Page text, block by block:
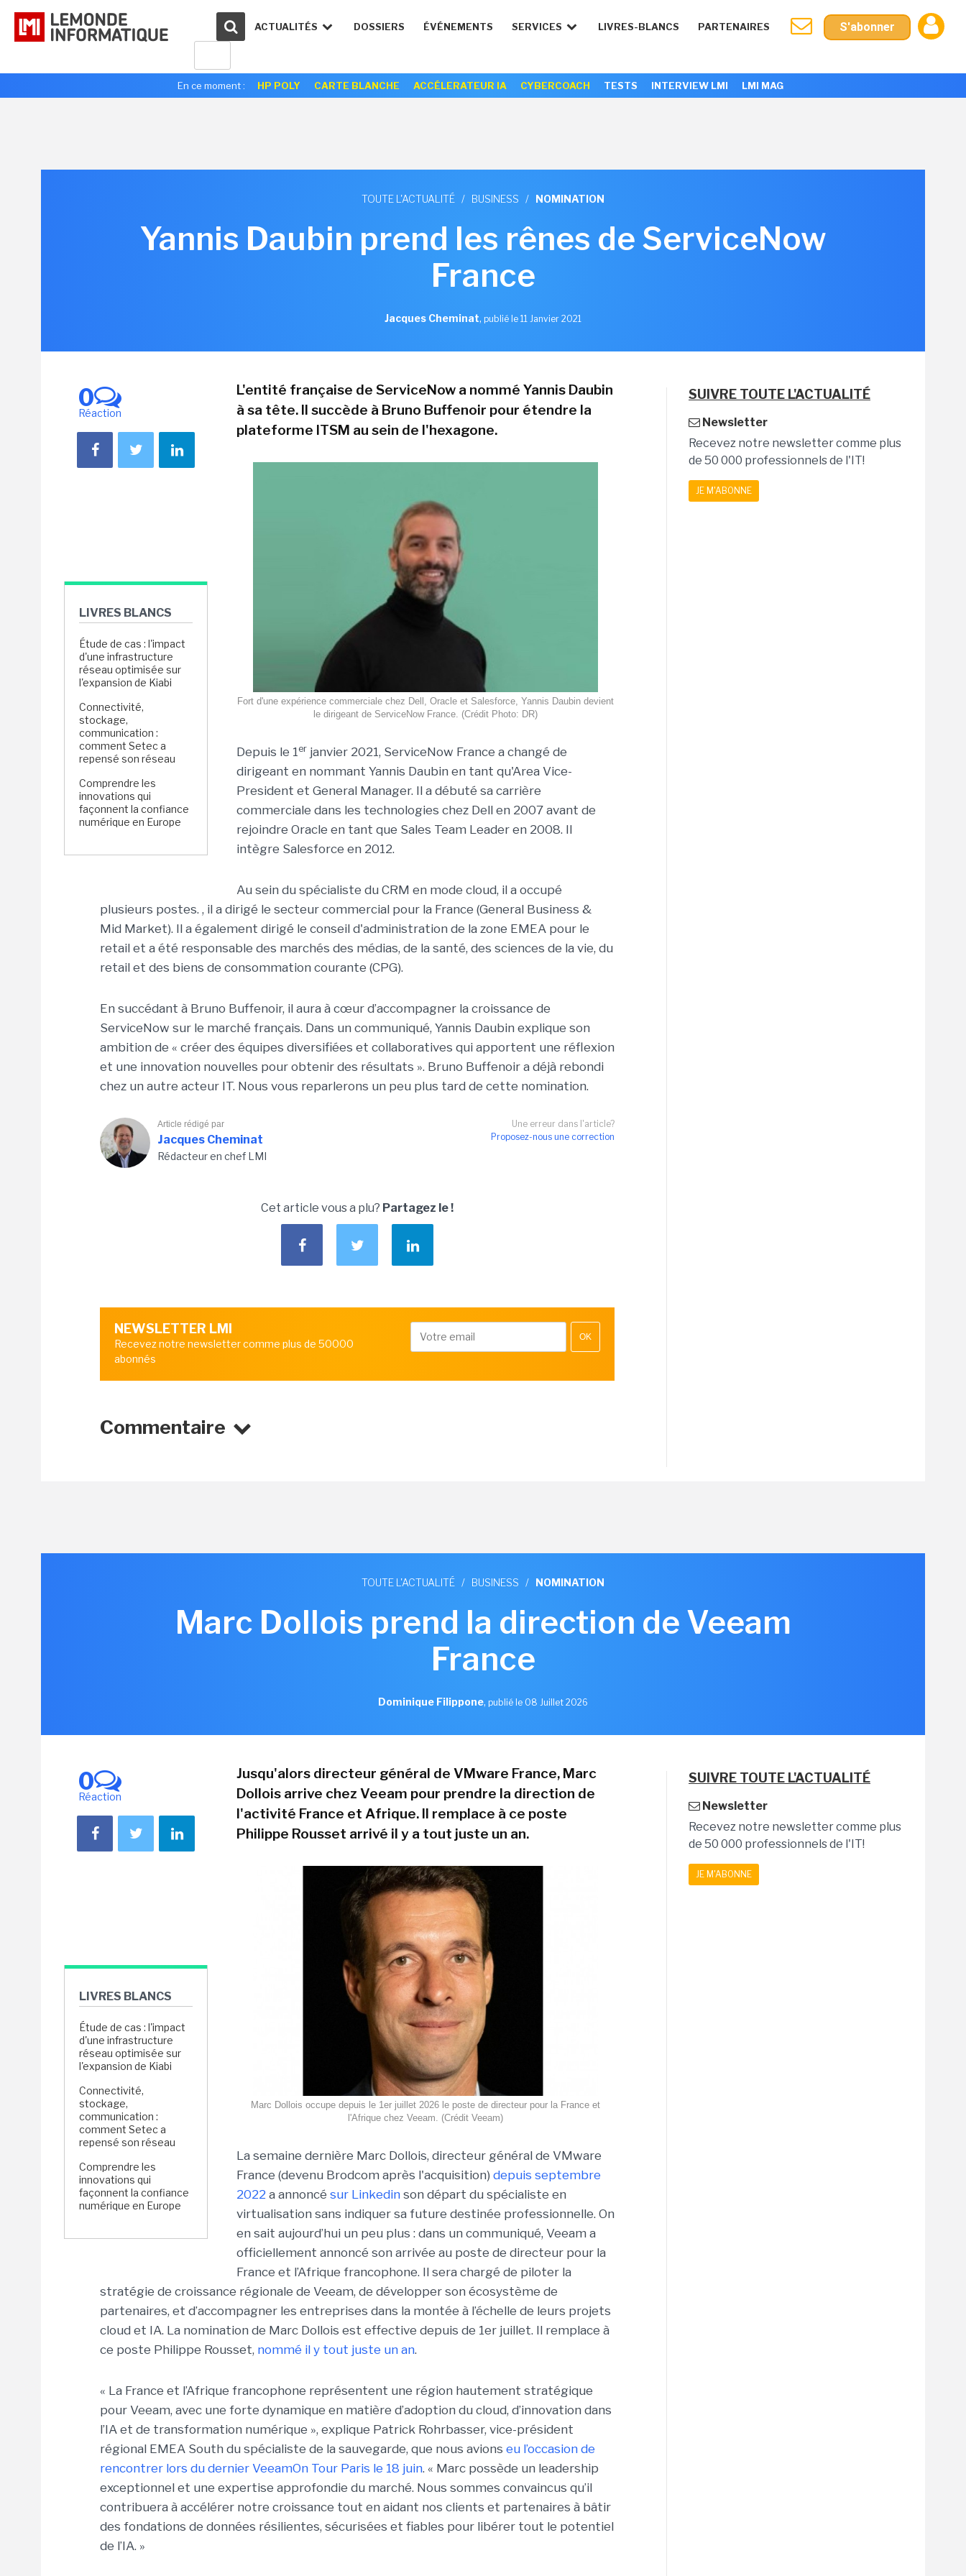
ACTUALITÉS DOSSIERS ÉVÉNEMENTS SERVICES LIVRES-BLANCS PARTENAIRES S'abonner
En ce moment : HP POLY CARTE BLANCHE ACCÉLERATEUR IA CYBERCOACH TESTS INTERVIEW LMI LMI MAG
TOUTE L'ACTUALITÉ / BUSINESS / NOMINATION
Yannis Daubin prend les rênes de ServiceNow
France
Jacques Cheminat, publié le 11 Janvier 2021
0
Réaction
LIVRES BLANCS
Étude de cas : l'impact
d'une infrastructure
réseau optimisée sur
l'expansion de Kiabi
Connectivité,
stockage,
communication :
comment Setec a
repensé son réseau
Comprendre les
innovations qui
façonnent la confiance
numérique en Europe
L'entité française de ServiceNow a nommé Yannis Daubin
à sa tête. Il succède à Bruno Buffenoir pour étendre la
plateforme ITSM au sein de l'hexagone.
Fort d'une expérience commerciale chez Dell, Oracle et Salesforce, Yannis Daubin devient
le dirigeant de ServiceNow France. (Crédit Photo: DR)
Depuis le 1er janvier 2021, ServiceNow France a changé de
dirigeant en nommant Yannis Daubin en tant qu'Area Vice-
President et General Manager. Il a débuté sa carrière
commerciale dans les technologies chez Dell en 2007 avant de
rejoindre Oracle en tant que Sales Team Leader en 2008. Il
intègre Salesforce en 2012.
Au sein du spécialiste du CRM en mode cloud, il a occupé
plusieurs postes. , il a dirigé le secteur commercial pour la France (General Business &
Mid Market). Il a également dirigé le conseil d'administration de la zone EMEA pour le
retail et a été responsable des marchés des médias, de la santé, des sciences de la vie, du
retail et des biens de consommation courante (CPG).
En succédant à Bruno Buffenoir, il aura à cœur d’accompagner la croissance de
ServiceNow sur le marché français. Dans un communiqué, Yannis Daubin explique son
ambition de « créer des équipes diversifiées et collaboratives qui apportent une réflexion
et une innovation nouvelles pour obtenir des résultats ». Bruno Buffenoir a déjà rebondi
chez un autre acteur IT. Nous vous reparlerons un peu plus tard de cette nomination.
Une erreur dans l'article?
Proposez-nous une correction
Article rédigé par
Jacques Cheminat
Rédacteur en chef LMI
Cet article vous a plu? Partagez le !
NEWSLETTER LMI
Recevez notre newsletter comme plus de 50000
abonnés
OK
Commentaire
SUIVRE TOUTE L'ACTUALITÉ
Newsletter
Recevez notre newsletter comme plus
de 50 000 professionnels de l'IT!
JE M'ABONNE
TOUTE L'ACTUALITÉ / BUSINESS / NOMINATION
Marc Dollois prend la direction de Veeam
France
Dominique Filippone, publié le 08 Juillet 2026
0
Réaction
LIVRES BLANCS
Étude de cas : l'impact
d'une infrastructure
réseau optimisée sur
l'expansion de Kiabi
Connectivité,
stockage,
communication :
comment Setec a
repensé son réseau
Comprendre les
innovations qui
façonnent la confiance
numérique en Europe
Jusqu'alors directeur général de VMware France, Marc
Dollois arrive chez Veeam pour prendre la direction de
l'activité France et Afrique. Il remplace à ce poste
Philippe Rousset arrivé il y a tout juste un an.
Marc Dollois occupe depuis le 1er juillet 2026 le poste de directeur pour la France et
l'Afrique chez Veeam. (Crédit Veeam)
La semaine dernière Marc Dollois, directeur général de VMware
France (devenu Brodcom après l'acquisition) depuis septembre
2022 a annoncé sur Linkedin son départ du spécialiste en
virtualisation sans indiquer sa future destinée professionnelle. On
en sait aujourd’hui un peu plus : dans un communiqué, Veeam a
officiellement annoncé son arrivée au poste de directeur pour la
France et l’Afrique francophone. Il sera chargé de piloter la
stratégie de croissance régionale de Veeam, de développer son écosystème de
partenaires, et d’accompagner les entreprises dans la montée à l’échelle de leurs projets
cloud et IA. La nomination de Marc Dollois est effective depuis de 1er juillet. Il remplace à
ce poste Philippe Rousset, nommé il y tout juste un an.
« La France et l’Afrique francophone représentent une région hautement stratégique
pour Veeam, avec une forte dynamique en matière d’adoption du cloud, d’innovation dans
l’IA et de transformation numérique », explique Patrick Rohrbasser, vice-président
régional EMEA South du spécialiste de la sauvegarde, que nous avions eu l’occasion de
rencontrer lors du dernier VeeamOn Tour Paris le 18 juin. « Marc possède un leadership
exceptionnel et une expertise approfondie du marché. Nous sommes convaincus qu’il
contribuera à accélérer notre croissance tout en aidant nos clients et partenaires à bâtir
des fondations de données résilientes, sécurisées et fiables pour libérer tout le potentiel
de l’IA. »
SUIVRE TOUTE L'ACTUALITÉ
Newsletter
Recevez notre newsletter comme plus
de 50 000 professionnels de l'IT!
JE M'ABONNE